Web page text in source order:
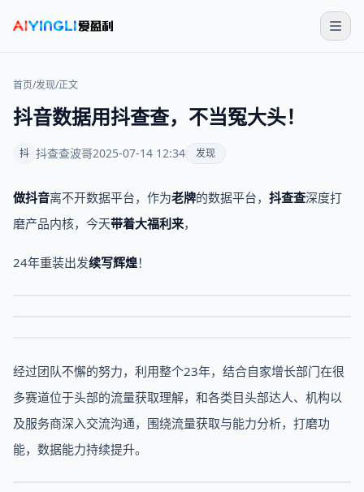
首页/发现/正文
抖音数据用抖查查，不当冤大头！
抖 抖查查波哥2025-07-14 12:34 发现
做抖音离不开数据平台，作为老牌的数据平台， 抖查查深度打
磨产品内核，今天带着大福利来，
24年重装出发续写辉煌！
经过团队不懈的努力，利用整个23年，结合自家增长部门在很
多赛道位于头部的流量获取理解，和各类目头部达人、机构以
及服务商深入交流沟通，围绕流量获取与能力分析，打磨功
能，数据能力持续提升。